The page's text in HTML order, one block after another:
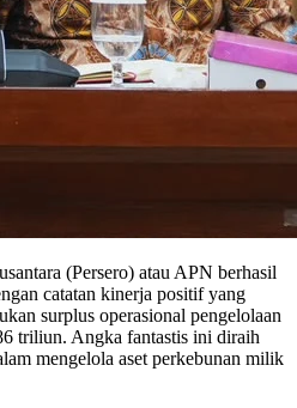
(Persero) atau APN berhasil
catatan kinerja positif yang
surplus operasional pengelolaan
triliun. Angka fantastis ini diraih
mengelola aset perkebunan milik